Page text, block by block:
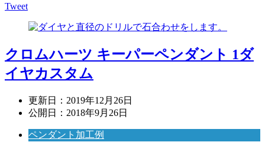
Tweet
クロムハーツ キーパーペンダント 1ダ
イヤカスタム
更新日： 2019年12月26日
公開日： 2018年9月26日
ペンダント加工例